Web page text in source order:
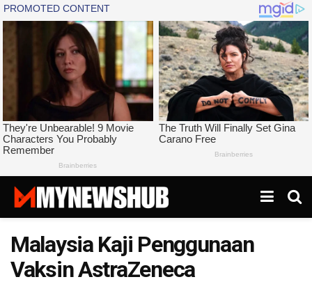
Malaysia Kaji Penggunaan
Vaksin AstraZeneca